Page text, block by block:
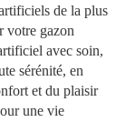
de la plus
votre gazon
avec soin,
sérénité, en
et du plaisir
une vie